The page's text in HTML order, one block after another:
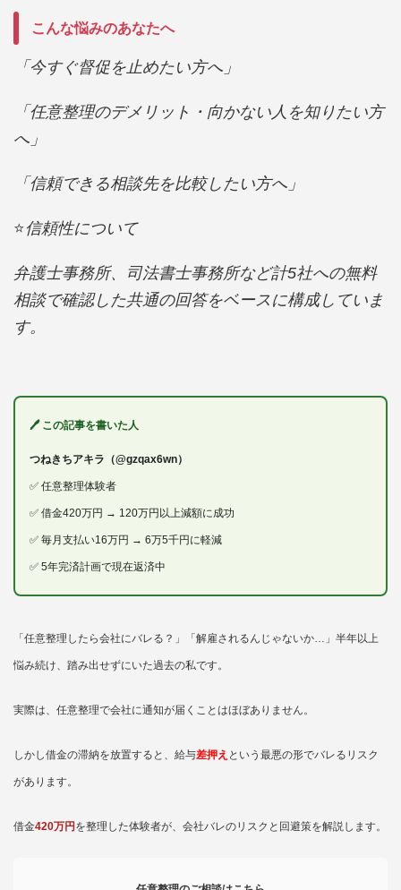
こんな悩みのあなたへ
「今すぐ督促を止めたい方へ」
「任意整理のデメリット・向かない人を知りたい方
へ」
「信頼できる相談先を比較したい方へ」
⭐️信頼性について
弁護士事務所、司法書士事務所など計5社への無料
相談で確認した共通の回答をベースに構成していま
す。
🖊 この記事を書いた人
つねきちアキラ（@gzqax6wn）
✅ 任意整理体験者
✅ 借金420万円 → 120万円以上減額に成功
✅ 毎月支払い16万円 → 6万5千円に軽減
✅ 5年完済計画で現在返済中
「任意整理したら会社にバレる？」「解雇されるんじゃないか…」半年以上
悩み続け、踏み出せずにいた過去の私です。
実際は、任意整理で会社に通知が届くことはほぼありません。
しかし借金の滞納を放置すると、給与差押え という最悪の形でバレるリスク
があります。
借金420万円 を整理した体験者が、会社バレのリスクと回避策を解説します。